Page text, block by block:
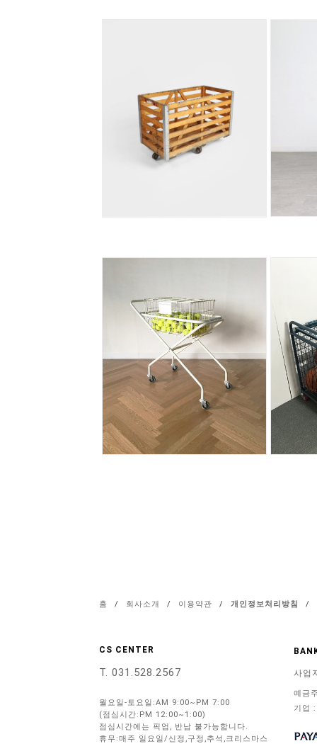
홈 / 회사소개 / 이용약관 / 개인정보처리방침 /
CS CENTER
T. 031.528.2567
월요일-토요일:AM 9:00~PM 7:00
(점심시간:PM 12:00~1:00)
점심시간에는 픽업, 반납 불가능합니다.
휴무:매주 일요일/신정,구정,추석,크리스마스
사업
예금
기업